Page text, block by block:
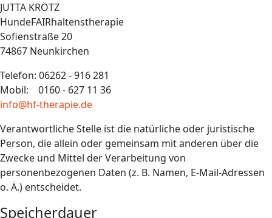
JUTTA KRÖTZ
HundeFAIRhaltenstherapie
Sofienstraße 20
74867 Neunkirchen
Telefon: 06262 - 916 281
Mobil: 0160 - 627 11 36
info@hf-therapie.de
Verantwortliche Stelle ist die natürliche oder juristische
Person, die allein oder gemeinsam mit anderen über die
Zwecke und Mittel der Verarbeitung von
personenbezogenen Daten (z. B. Namen, E-Mail-Adressen
o. Ä.) entscheidet.
Speicherdauer